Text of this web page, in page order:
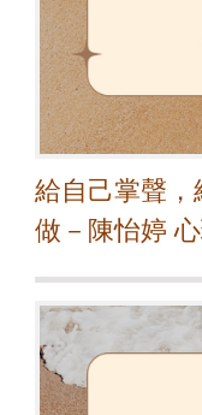
給自己掌聲
做－陳怡婷